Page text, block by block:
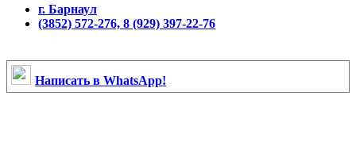
г. Барнаул
(3852) 572-276, 8 (929) 397-22-76
Написать в WhatsApp!